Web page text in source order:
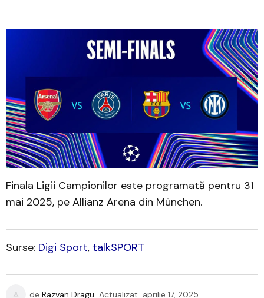
Finala Ligii Campionilor este programată pentru 31
mai 2025, pe Allianz Arena din München.
Surse: ​ Digi Sport, talkSPORT
de Razvan Dragu Actualizat aprilie 17, 2025